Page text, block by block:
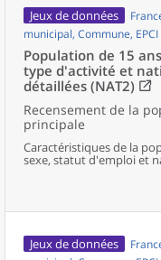
Jeux de données
municipal, Commune,
Population de 15
type d'activité et
détaillées (NAT2)
Recensement de la
principale
Caractéristiques de la
sexe, statut d'emploi et
supracommunal pour la
Jeux de données